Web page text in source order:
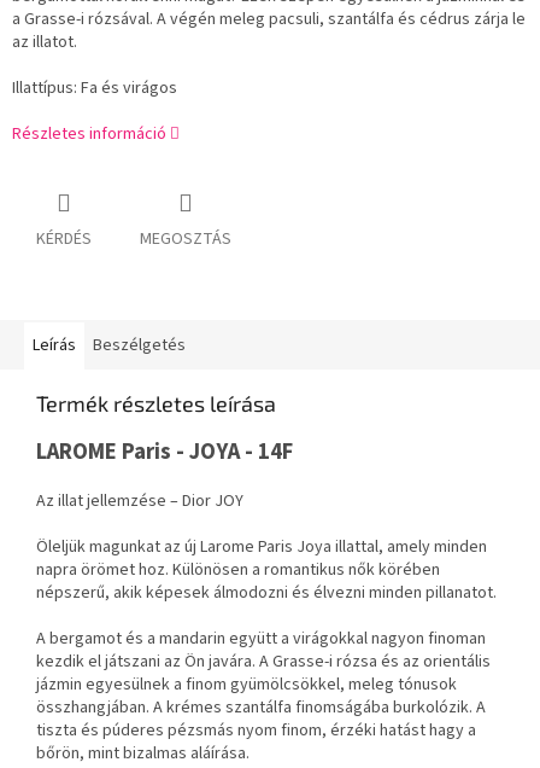
a Grasse-i rózsával. A végén meleg pacsuli, szantálfa és cédrus zárja le
az illatot.
Illattípus: Fa és virágos
Részletes információ
KÉRDÉS MEGOSZTÁS
Leírás Beszélgetés
Termék részletes leírása
LAROME Paris - JOYA - 14F
Az illat jellemzése – Dior JOY
Öleljük magunkat az új Larome Paris Joya illattal, amely minden
napra örömet hoz. Különösen a romantikus nők körében
népszerű, akik képesek álmodozni és élvezni minden pillanatot.
A bergamot és a mandarin együtt a virágokkal nagyon finoman
kezdik el játszani az Ön javára. A Grasse-i rózsa és az orientális
jázmin egyesülnek a finom gyümölcsökkel, meleg tónusok
összhangjában. A krémes szantálfa finomságába burkolózik. A
tiszta és púderes pézsmás nyom finom, érzéki hatást hagy a
bőrön, mint bizalmas aláírása.